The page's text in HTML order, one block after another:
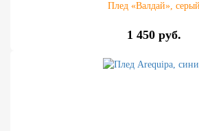
Плед «Валдай», серый
1 450 руб.